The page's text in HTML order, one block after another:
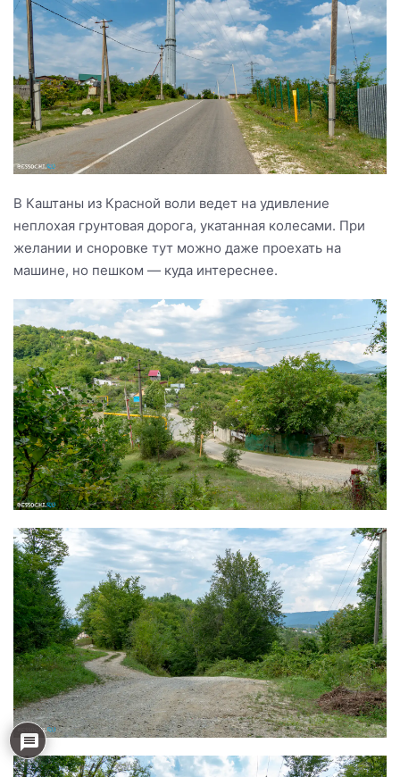
В Каштаны из Красной воли ведет на удивление
неплохая грунтовая дорога, укатанная колесами. При
желании и сноровке тут можно даже проехать на
машине, но пешком — куда интереснее.